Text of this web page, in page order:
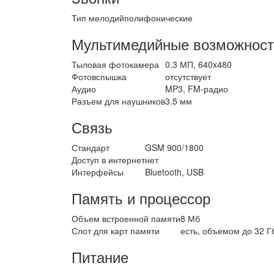
Тип мелодийполифонические
Мультимедийные
Тыловая фотокамера 0.3 МП, 640x480
Фотовспышка
отсутствует
Аудио
MP3, FM-радио
Разъем для наушников3.5 мм
Связь
Стандарт
GSM 900/1800
Доступ в интернетнет
Интерфейсы
Bluetooth, USB
Память и процессор
Объем встроенной памяти8 Мб
Слот для карт памяти
есть, объемом до 32
Питание